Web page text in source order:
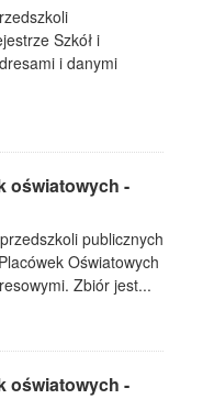
Szkół i
i danymi
oświatowych -
publicznych
Oświatowych
Zbiór jest...
oświatowych -